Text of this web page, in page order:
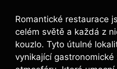
Romantické restaurace
⁢celém světě a každá‌ z
kouzlo. ‍Tyto útulné
vynikající gastronomické